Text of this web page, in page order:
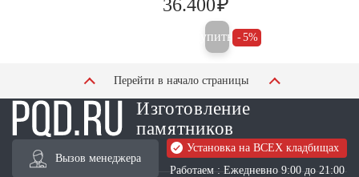
36.400
Купить 5%
Перейти в начало страницы
Изготовление
памятников
Вызов менеджера
Установка на ВСЕХ кладбищах
Работаем : Ежедневно 9:00 до 21:00